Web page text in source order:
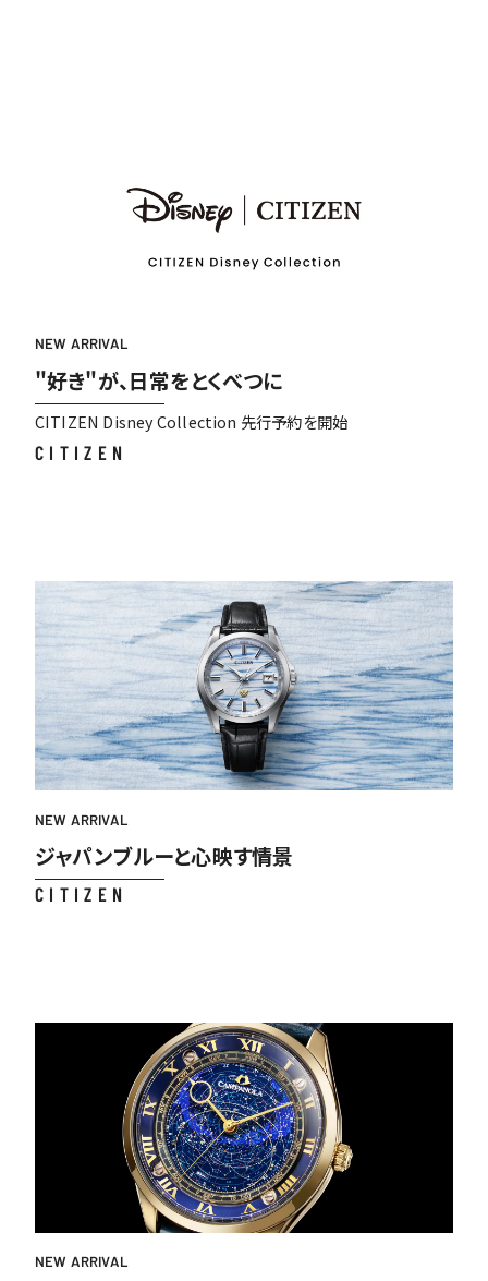
NEW ARRIVAL
"好き"が、日常をとくべつに
CITIZEN Disney Collection 先行予約を開始
CITIZEN
NEW ARRIVAL
ジャパンブルーと心映す情景
CITIZEN
NEW ARRIVAL